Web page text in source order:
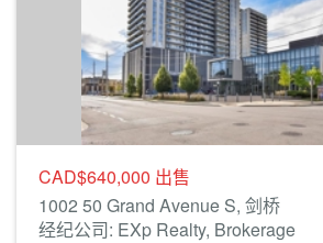
CAD$640,000 出售
1002 50 Grand Avenue S, 剑桥
经纪公司: EXp Realty, Brokerage